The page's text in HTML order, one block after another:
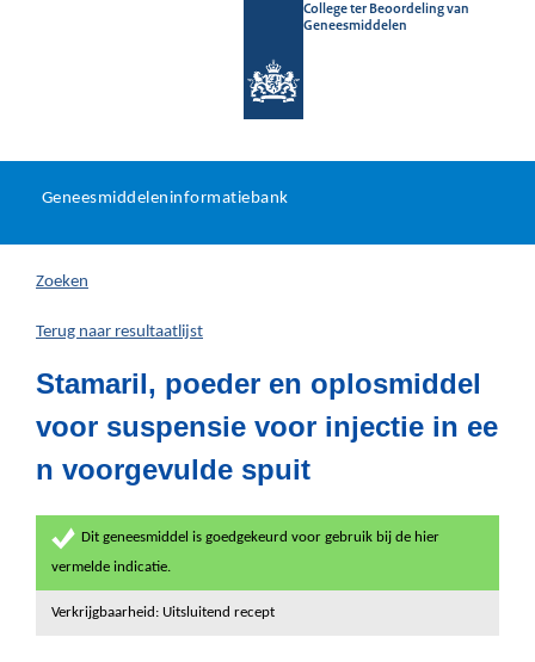
College ter Beoordeling van
Geneesmiddelen
U
hier:
Geneesmiddeleninformatiebank
Zoeken
Terug naar resultaatlijst
Stamaril, poeder en oplosmiddel
voor suspensie voor injectie in ee
n voorgevulde spuit
Dit geneesmiddel is goedgekeurd voor gebruik bij de hier
vermelde indicatie.
Verkrijgbaarheid: Uitsluitend recept